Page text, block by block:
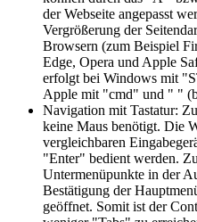
der Webseite angepasst
Vergrößerung der
Browsern (zum Beispiel
Edge, Opera und Apple
erfolgt bei Windows mit
Apple mit "cmd" und " "
Navigation mit Tastatur:
keine Maus benötigt. Die
vergleichbaren
"Enter" bedient werden.
Untermenüpunkte in der
Bestätigung der
geöffnet. Somit ist der